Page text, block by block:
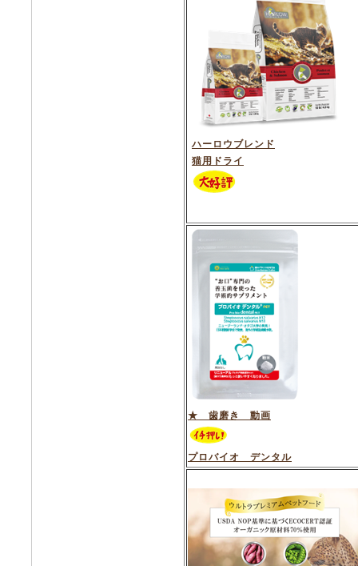
ハーロウブレンド
猫用ドライ
★ 歯磨き 動画
プロバイオ デンタル